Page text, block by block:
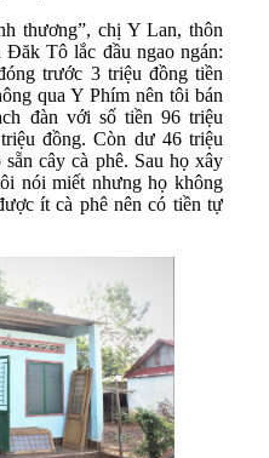
thương”, chị Y Lan, thôn
Tô lắc đầu ngao ngán:
trước 3 triệu đồng tiền
qua Y Phím nên tôi bán
đàn với số tiền 96 triệu
đồng. Còn dư 46 triệu
cây cà phê. Sau họ xây
nói miết nhưng họ không
ít cà phê nên có tiền tự